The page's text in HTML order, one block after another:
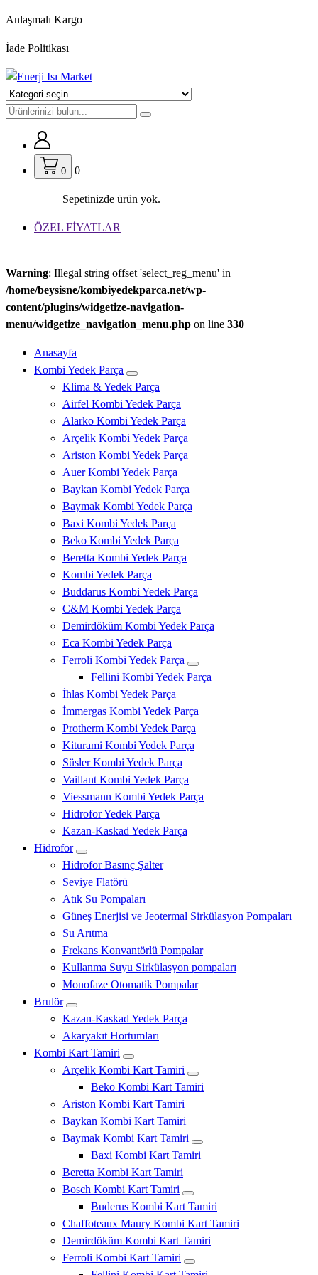
İçeriğe
Anlaşmalı Kargo
İade Politikası
0 0
Sepetinizde ürün yok.
ÖZEL FİYATLAR
Warning: Illegal string offset 'select_reg_menu' in
/home/beysisne/kombiyedekparca.net/wp-
content/plugins/widgetize-navigation-
menu/widgetize_navigation_menu.php on line 330
Anasayfa
Kombi Yedek Parça
Klima & Yedek Parça
Airfel Kombi Yedek Parça
Alarko Kombi Yedek Parça
Arçelik Kombi Yedek Parça
Ariston Kombi Yedek Parça
Auer Kombi Yedek Parça
Baykan Kombi Yedek Parça
Baymak Kombi Yedek Parça
Baxi Kombi Yedek Parça
Beko Kombi Yedek Parça
Beretta Kombi Yedek Parça
Kombi Yedek Parça
Buddarus Kombi Yedek Parça
C&M Kombi Yedek Parça
Demirdöküm Kombi Yedek Parça
Eca Kombi Yedek Parça
Ferroli Kombi Yedek Parça
Fellini Kombi Yedek Parça
İhlas Kombi Yedek Parça
İmmergas Kombi Yedek Parça
Protherm Kombi Yedek Parça
Kiturami Kombi Yedek Parça
Süsler Kombi Yedek Parça
Vaillant Kombi Yedek Parça
Viessmann Kombi Yedek Parça
Hidrofor Yedek Parça
Kazan-Kaskad Yedek Parça
Hidrofor
Hidrofor Basınç Şalter
Seviye Flatörü
Atık Su Pompaları
Güneş Enerjisi ve Jeotermal Sirkülasyon Pompaları
Su Arıtma
Frekans Konvantörlü Pompalar
Kullanma Suyu Sirkülasyon pompaları
Monofaze Otomatik Pompalar
Brulör
Kazan-Kaskad Yedek Parça
Akaryakıt Hortumları
Kombi Kart Tamiri
Arçelik Kombi Kart Tamiri
Beko Kombi Kart Tamiri
Ariston Kombi Kart Tamiri
Baykan Kombi Kart Tamiri
Baymak Kombi Kart Tamiri
Baxi Kombi Kart Tamiri
Beretta Kombi Kart Tamiri
Bosch Kombi Kart Tamiri
Buderus Kombi Kart Tamiri
Chaffoteaux Maury Kombi Kart Tamiri
Demirdöküm Kombi Kart Tamiri
Ferroli Kombi Kart Tamiri